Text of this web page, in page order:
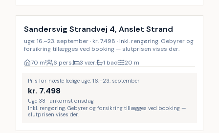
Inkl. rengøring
Sandersvig Strandvej 4, Anslet Strand
uge: 16.–23. september · kr. 7.498 · Inkl. rengøring. Gebyrer og
forsikring tillægges ved booking — slutprisen vises der.
70 m² 6 pers. 3 vær. 1 bad 20 m
Pris for næste ledige uge: 16.–23. september
kr. 7.498
Uge 38 · ankomst onsdag
Inkl. rengøring. Gebyrer og forsikring tillægges ved booking —
slutprisen vises der.
Inkl. rengøring